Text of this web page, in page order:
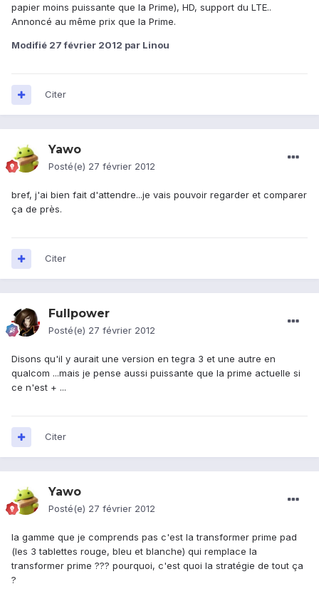
papier moins puissante que la Prime), HD, support du LTE..
Annoncé au même prix que la Prime.
Modifié 27 février 2012 par Linou
Citer
Yawo
Posté(e) 27 février 2012
bref, j'ai bien fait d'attendre...je vais pouvoir regarder et comparer
ça de près.
Citer
Fullpower
Posté(e) 27 février 2012
Disons qu'il y aurait une version en tegra 3 et une autre en
qualcom ...mais je pense aussi puissante que la prime actuelle si
ce n'est + ...
Citer
Yawo
Posté(e) 27 février 2012
la gamme que je comprends pas c'est la transformer prime pad
(les 3 tablettes rouge, bleu et blanche) qui remplace la
transformer prime ??? pourquoi, c'est quoi la stratégie de tout ça
?